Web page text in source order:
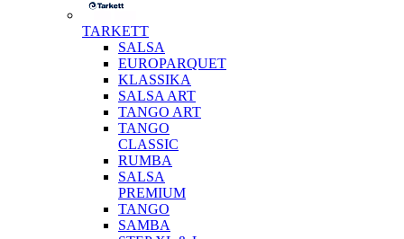
TARKETT
SALSA
EUROPARQUET
KLASSIKA
SALSA ART
TANGO ART
TANGO
CLASSIC
RUMBA
SALSA
PREMIUM
TANGO
SAMBA